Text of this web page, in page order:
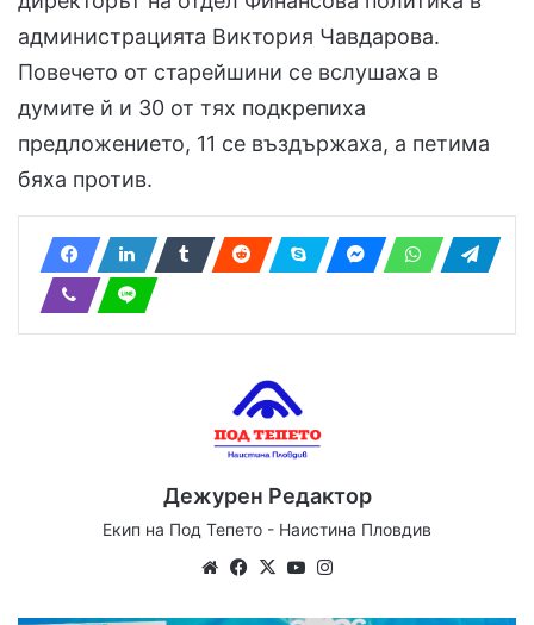
администрацията Виктория Чавдарова.
Повечето от старейшини се вслушаха в
думите й и 30 от тях подкрепиха
предложението, 11 се въздържаха, а петима
бяха против.
Дежурен Редактор
Екип на Под Тепето - Наистина Пловдив
WebsiteFacebook
X YouTube